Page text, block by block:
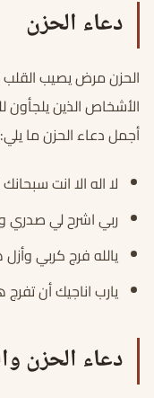
دعاء الحزن
الحزن مرض يصيب
الأشخاص الذين
أجمل دعاء الحزن ما يلي:
لا اله الا انت
ربي اشرح لي صدري
يالله فرج كربي
يارب اناجيك أن
دعاء الحزن